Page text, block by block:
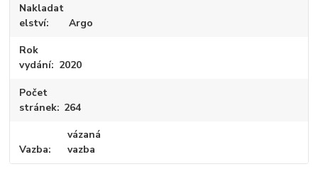
Nakladat
elství
Argo
Rok
vydání
2020
Počet
stránek 264
Vazba
vázaná
vazba